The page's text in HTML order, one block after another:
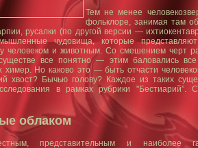
Тем не менее
фольклоре, занимая там
русалки (по другой версии —
чудовища, которые
человеком и животным. Со смешением черт
все понятно — этим баловались
химер. Но каково это — быть отчасти
хвост? Бычью голову? Каждое из таких
в рамках рубрики "Бестиарий”.
облаком
представительным и наиболее